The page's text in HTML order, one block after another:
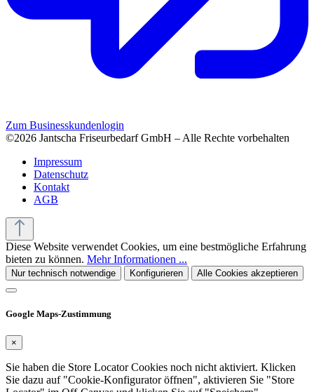
Zum Businesskundenlogin
©2026 Jantscha Friseurbedarf GmbH – Alle Rechte vorbehalten
Impressum
Datenschutz
Kontakt
AGB
Diese Website verwendet Cookies, um eine bestmögliche Erfahrung
bieten zu können. Mehr Informationen ...
Nur technisch notwendige Konfigurieren Alle Cookies akzeptieren
Google Maps-Zustimmung
×
Sie haben die Store Locator Cookies noch nicht aktiviert. Klicken
Sie dazu auf "Cookie-Konfigurator öffnen", aktivieren Sie "Store